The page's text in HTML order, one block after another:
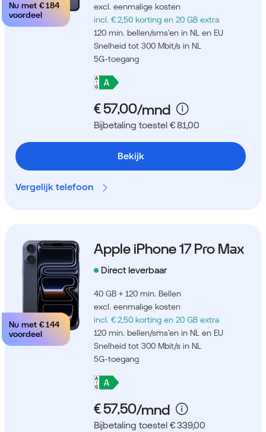
Nu met € 184
voordeel
excl. eenmalige kosten
incl. € 2,50 korting en 20 GB extra
120 min. bellen/sms'en in NL en EU
Snelheid tot 300 Mbit/s in NL
5G-toegang
Bijbetaling toestel € 81,00
Bekijk
Vergelijk telefoon
Nu met € 144
voordeel
Apple iPhone 17 Pro Max
Direct leverbaar
40 GB + 120 min. Bellen
excl. eenmalige kosten
incl. € 2,50 korting en 20 GB extra
120 min. bellen/sms'en in NL en EU
Snelheid tot 300 Mbit/s in NL
5G-toegang
Bijbetaling toestel € 339,00